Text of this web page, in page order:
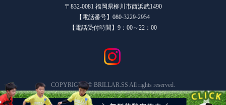
〒832-0081 福岡県柳川市西浜武1490
【電話番号】080-3229-2954
【電話受付時間】9：00～22：00
COPYRIGHT © BRILLAR.SS All rights reserved.